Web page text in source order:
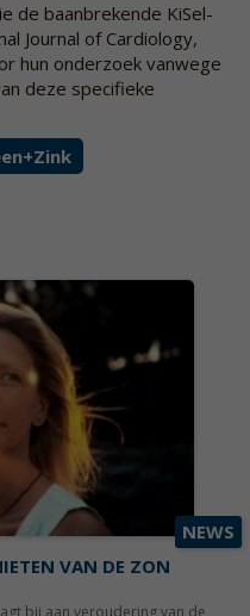
de baanbrekende KiSel-
Journal of Cardiology,
hun onderzoek vanwege
deze specifieke
NEWS
VAN DE ZON